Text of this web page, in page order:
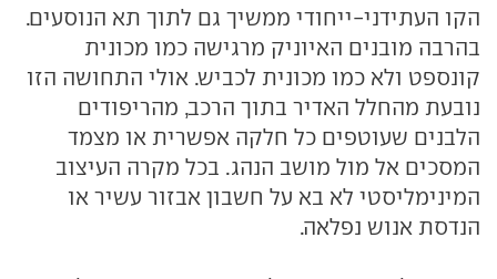
הקו העתידני-ייחודי ממשיך גם לתוך תא הנוסעים.
בהרבה מובנים האיוניק מרגישה כמו מכונית
קונספט ולא כמו מכונית לכביש. אולי התחושה הזו
נובעת מהחלל האדיר בתוך הרכב, מהריפודים
הלבנים שעוטפים כל חלקה אפשרית או מצמד
המסכים אל מול מושב הנהג. בכל מקרה העיצוב
המינימליסטי לא בא על חשבון אבזור עשיר או
הנדסת אנוש נפלאה.